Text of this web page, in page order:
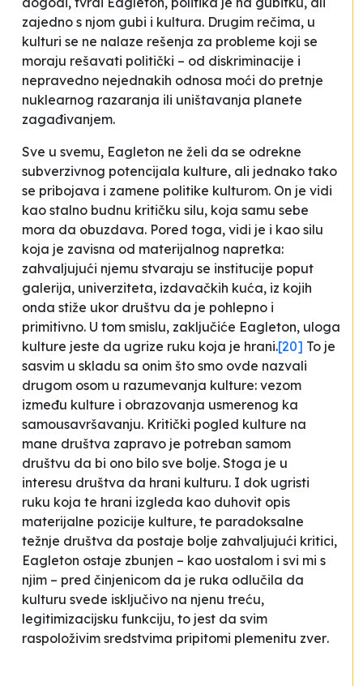
zajedno s njom gubi i kultura. Drugim rečima, u
kulturi se ne nalaze rešenja za probleme koji se
moraju rešavati politički – od diskriminacije i
nepravedno nejednakih odnosa moći do pretnje
nuklearnog razaranja ili uništavanja planete
zagađivanjem.
Sve u svemu, Eagleton ne želi da se odrekne
subverzivnog potencijala kulture, ali jednako tako
se pribojava i zamene politike kulturom. On je vidi
kao stalno budnu kritičku silu, koja samu sebe
mora da obuzdava. Pored toga, vidi je i kao silu
koja je zavisna od materijalnog napretka:
zahvaljujući njemu stvaraju se institucije poput
galerija, univerziteta, izdavačkih kuća, iz kojih
onda stiže ukor društvu da je pohlepno i
primitivno. U tom smislu, zaključiće Eagleton, uloga
kulture jeste da ugrize ruku koja je hrani.[20] To je
sasvim u skladu sa onim što smo ovde nazvali
drugom osom u razumevanja kulture: vezom
između kulture i obrazovanja usmerenog ka
samousavršavanju. Kritički pogled kulture na
mane društva zapravo je potreban samom
društvu da bi ono bilo sve bolje. Stoga je u
interesu društva da hrani kulturu. I dok ugristi
ruku koja te hrani izgleda kao duhovit opis
materijalne pozicije kulture, te paradoksalne
težnje društva da postaje bolje zahvaljujući kritici,
Eagleton ostaje zbunjen – kao uostalom i svi mi s
njim – pred činjenicom da je ruka odlučila da
kulturu svede isključivo na njenu treću,
legitimizacijsku funkciju, to jest da svim
raspoloživim sredstvima pripitomi plemenitu zver.